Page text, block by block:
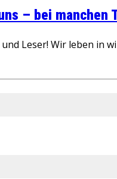
– bei
Leser! Wir leben in